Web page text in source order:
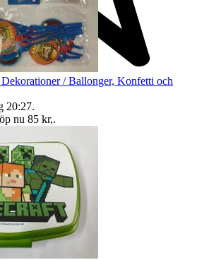
/ Ballonger, Konfetti och
20:27.
nu 85 kr,.